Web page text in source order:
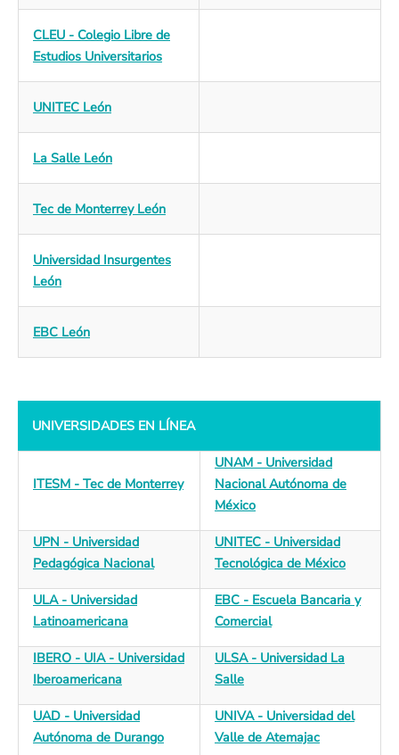
CLEU - Colegio Libre de
Estudios Universitarios
UNITEC León
La Salle León
Tec de Monterrey León
Universidad Insurgentes
León
EBC León
UNIVERSIDADES EN LÍNEA
ITESM - Tec de Monterrey
UNAM - Universidad
Nacional Autónoma de
México
UPN - Universidad
Pedagógica Nacional
UNITEC - Universidad
Tecnológica de México
ULA - Universidad
Latinoamericana
EBC - Escuela Bancaria y
Comercial
IBERO - UIA - Universidad
Iberoamericana
ULSA - Universidad La
Salle
UAD - Universidad
Autónoma de Durango
UNIVA - Universidad del
Valle de Atemajac